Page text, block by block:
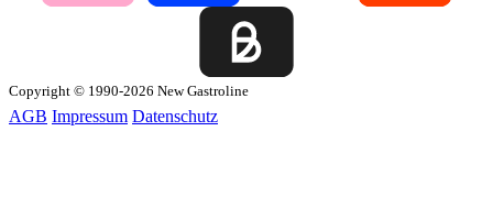
Copyright © 1990-2026 New Gastroline
AGB Impressum Datenschutz